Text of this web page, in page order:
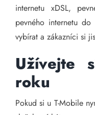
internetu xDSL,
pevného internetu
vybírat a zákazníci si
Užívejte
roku
Pokud si u T-Mobile